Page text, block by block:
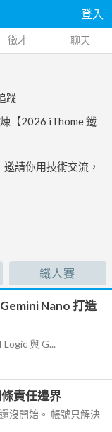
登入
徵才 聊天
蹤
【2026 iThome 鐵
請你用技術交流，
鐵人賽
Nano 打造
與 G...
責任邊界
沒開始。 帳號只解決